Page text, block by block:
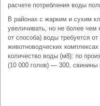
расчете потребления воды
В районах с жарким и сухим
увеличивать, но не более чем
от способа) воды требуется
животноводческих
количество воды (м8): по
(10 000 голов) — 300,